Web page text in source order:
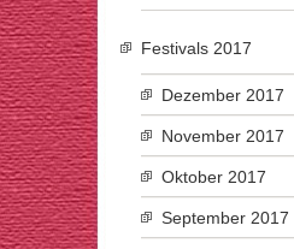
Festivals 2017
Dezember 2017
November 2017
Oktober 2017
September 2017